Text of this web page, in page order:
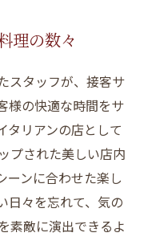
理の数々
スタッフが、接客サ
様の快適な時間をサ
タリアンの店として
プされた美しい店内
ーンに合わせた楽し
日々を忘れて、気の
素敵に演出できるよ